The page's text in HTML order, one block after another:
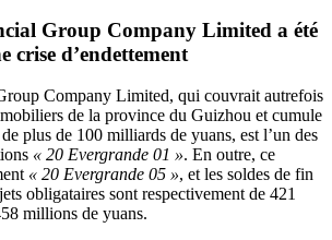
Group Company Limited a été
crise d’endettement
Company Limited, qui couvrait autrefois
de la province du Guizhou et cumule
plus de 100 milliards de yuans, est l’un des
« 20 Evergrande 01 ». En outre, ce
« 20 Evergrande 05 », et les soldes de fin
obligataires sont respectivement de 421
millions de yuans.